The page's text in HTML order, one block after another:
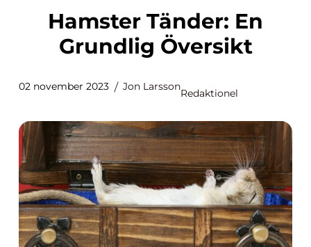
Hamster Tänder: En
Grundlig Översikt
02 november 2023 Jon Larsson
Redaktionel